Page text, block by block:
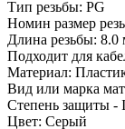
Тип резьбы: PG
Номин размер
Длина резьбы: 8.0
Подходит для
Материал:
Вид или марка
Степень защиты -
Цвет: Серый